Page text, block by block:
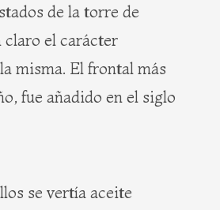
de la torre de
claro el carácter
misma. El frontal más
fue añadido en el siglo
se vertía aceite